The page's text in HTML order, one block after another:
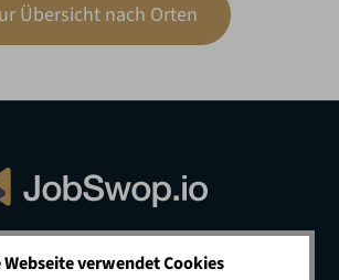
Übersicht nach Orten
Webseite verwendet Cookies